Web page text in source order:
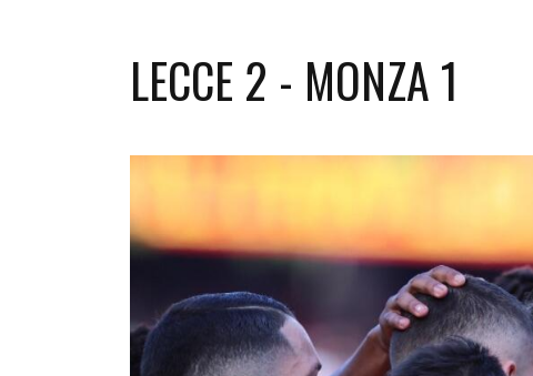
LECCE 2 - MONZA 1